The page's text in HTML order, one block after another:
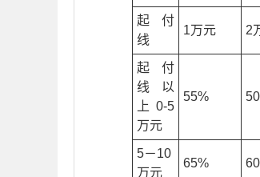
起付
线
1万元 2
起付
线以
上0-5
万元
55%
5－10
万元
65%